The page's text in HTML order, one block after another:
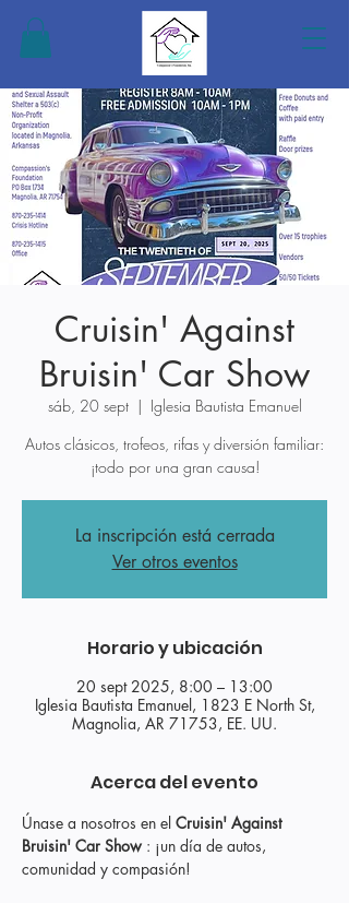
Cruisin' Against
Bruisin' Car Show
sáb, 20 sept
  |
Iglesia Bautista Emanuel
Autos clásicos, trofeos, rifas y diversión familiar:
¡todo por una gran causa!
La inscripción está cerrada
Ver otros eventos
Horario y ubicación
20 sept 2025, 8:00 – 13:00
Iglesia Bautista Emanuel, 1823 E North St,
Magnolia, AR 71753, EE. UU.
Acerca del evento
Únase a nosotros en el Cruisin' Against
Bruisin' Car Show : ¡un día de autos,
comunidad y compasión!